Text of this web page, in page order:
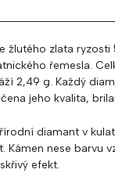
žlutého zlata
řemesla.
2,49 g. Každý
jeho kvalita,
diamant v
nese barvu
efekt.